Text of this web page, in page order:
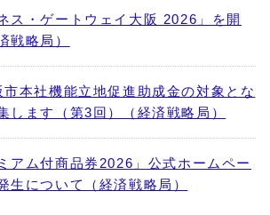
ス・ゲートウェイ大阪 2026」を開
戦略局）
本社機能立地促進助成金の対象とな
します（第3回）（経済戦略局）
アム付商品券2026」公式ホームペー
生について（経済戦略局）